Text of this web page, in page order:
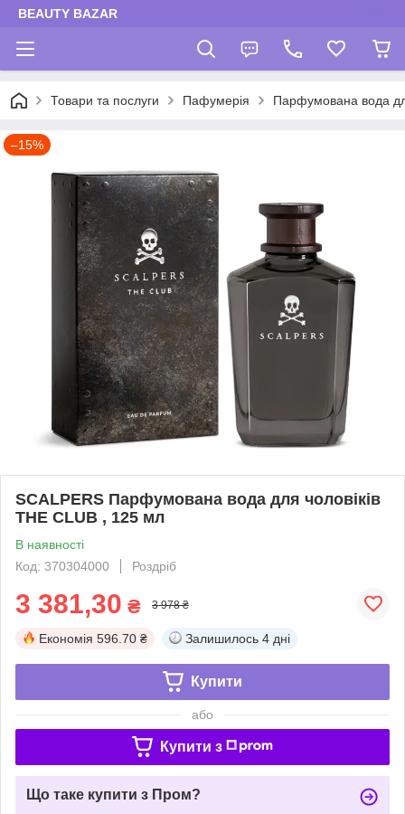
BEAUTY BAZAR
Товари та послуги Пафумерія Парфумована вода
–15%
SCALPERS Парфумована вода для чоловіків
THE CLUB , 125 мл
В наявності
Код: 370304000
Роздріб
3 381,30 ₴ 3 978 ₴
Економія 596.70 ₴ Залишилось 4 дні
Купити
або
Купити з
Що таке купити з Пром?